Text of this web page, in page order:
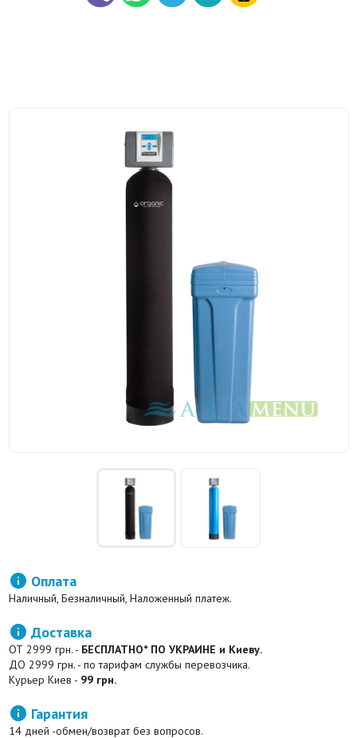
 Оплата
Наличный, Безналичный, Наложенный платеж.
 Доставка
ОТ 2999 грн. - БЕСПЛАТНО* ПО УКРАИНЕ и Киеву.
ДО 2999 грн. - по тарифам службы перевозчика.
Курьер Киев - 99 грн.
 Гарантия
14 дней -обмен/возврат без вопросов.